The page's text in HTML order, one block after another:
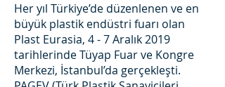
Her yıl Türkiye’de düzenlenen ve en
büyük plastik endüstri fuarı olan
Plast Eurasia, 4 - 7 Aralık 2019
tarihlerinde Tüyap Fuar ve Kongre
Merkezi, İstanbul’da gerçekleşti.